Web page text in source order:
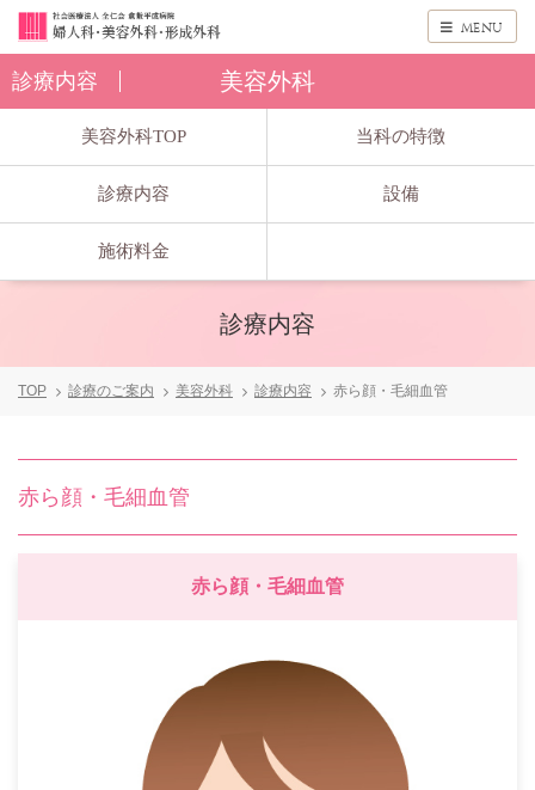
menu
美容外科
診療内容
美容外科TOP 当科の特徴
診療内容 設備
施術料金
診療内容
TOP 診療のご案内 美容外科 診療内容 赤ら顔・毛細血管
赤ら顔・毛細血管
赤ら顔・毛細血管